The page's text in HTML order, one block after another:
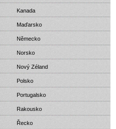
Kanada
Maďarsko
Německo
Norsko
Nový Zéland
Polsko
Portugalsko
Rakousko
Řecko